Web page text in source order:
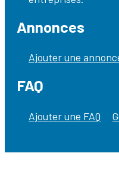
Annonces
Ajouter une
FAQ
Ajouter une FAQ